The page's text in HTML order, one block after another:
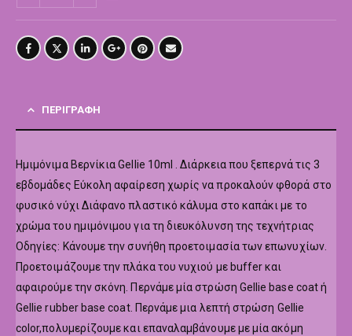
ΠΕΡΙΓΡΑΦΉ
Hμιμόνιμα Βερνίκια Gellie 10ml . Διάρκεια που ξεπερνά τις 3
εβδομάδες Εύκολη αφαίρεση χωρίς να προκαλούν φθορά στο
φυσικό νύχι Διάφανο πλαστικό κάλυμα στο καπάκι με το
χρώμα του ημιμόνιμου για τη διευκόλυνση της τεχνήτριας
Οδηγίες: Κάνουμε την συνήθη προετοιμασία των επωνυχίων.
Προετοιμάζουμε την πλάκα του νυχιού με buffer και
αφαιρούμε την σκόνη. Περνάμε μία στρώση Gellie base coat ή
Gellie rubber base coat. Περνάμε μια λεπτή στρώση Gellie
color,πολυμερίζουμε και επαναλαμβάνουμε με μία ακόμη